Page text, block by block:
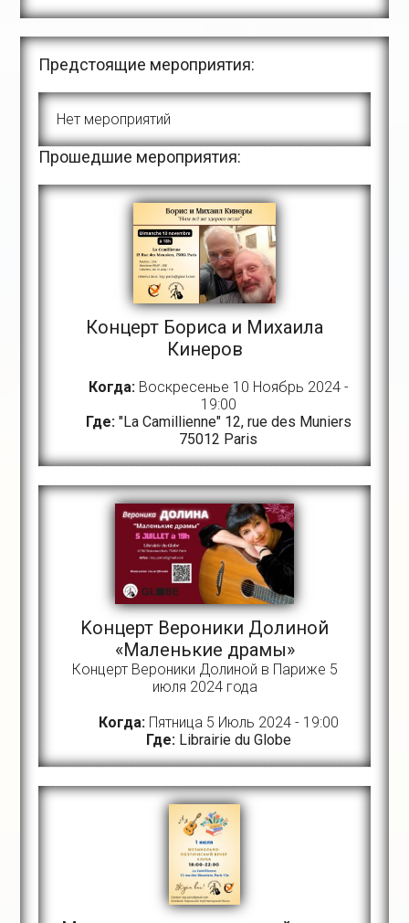
Предстоящие мероприятия:
Нет мероприятий
Прошедшие мероприятия:
Концерт Бориса и Михаила
Кинеров
Когда:Воскресенье 10 Ноябрь 2024 -
19:00
Где: "La Camillienne" 12, rue des Muniers
75012 Paris
Kонцерт Вероники Долиной
«Маленькие драмы»
Концерт Вероники Долиной в Париже 5
июля 2024 года
Когда:Пятница 5 Июль 2024 - 19:00
Где: Librairie du Globe